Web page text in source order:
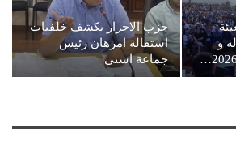
و
حزب الاحرار يكشف خلفيات
استقالة امرهان رئيس
جماعة اسني